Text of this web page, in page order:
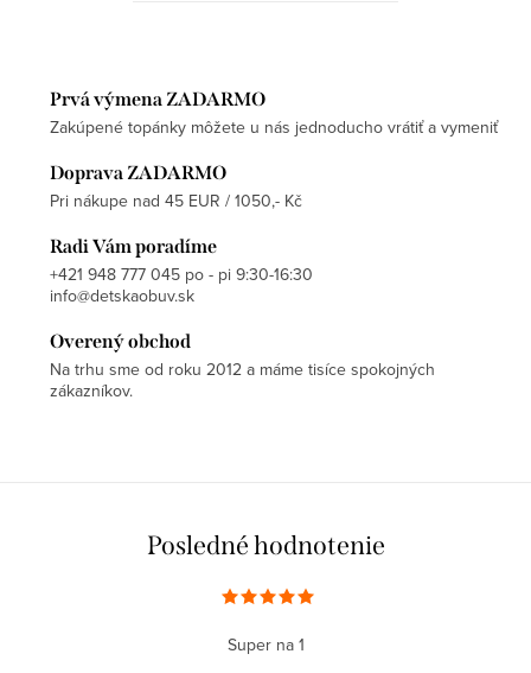
Prvá výmena ZADARMO
Zakúpené topánky môžete u nás jednoducho vrátiť a vymeniť
Doprava ZADARMO
Pri nákupe nad 45 EUR / 1050,- Kč
Radi Vám poradíme
+421 948 777 045 po - pi 9:30-16:30
info@detskaobuv.sk
Overený obchod
Na trhu sme od roku 2012 a máme tisíce spokojných
zákazníkov.
Posledné hodnotenie
Super na 1